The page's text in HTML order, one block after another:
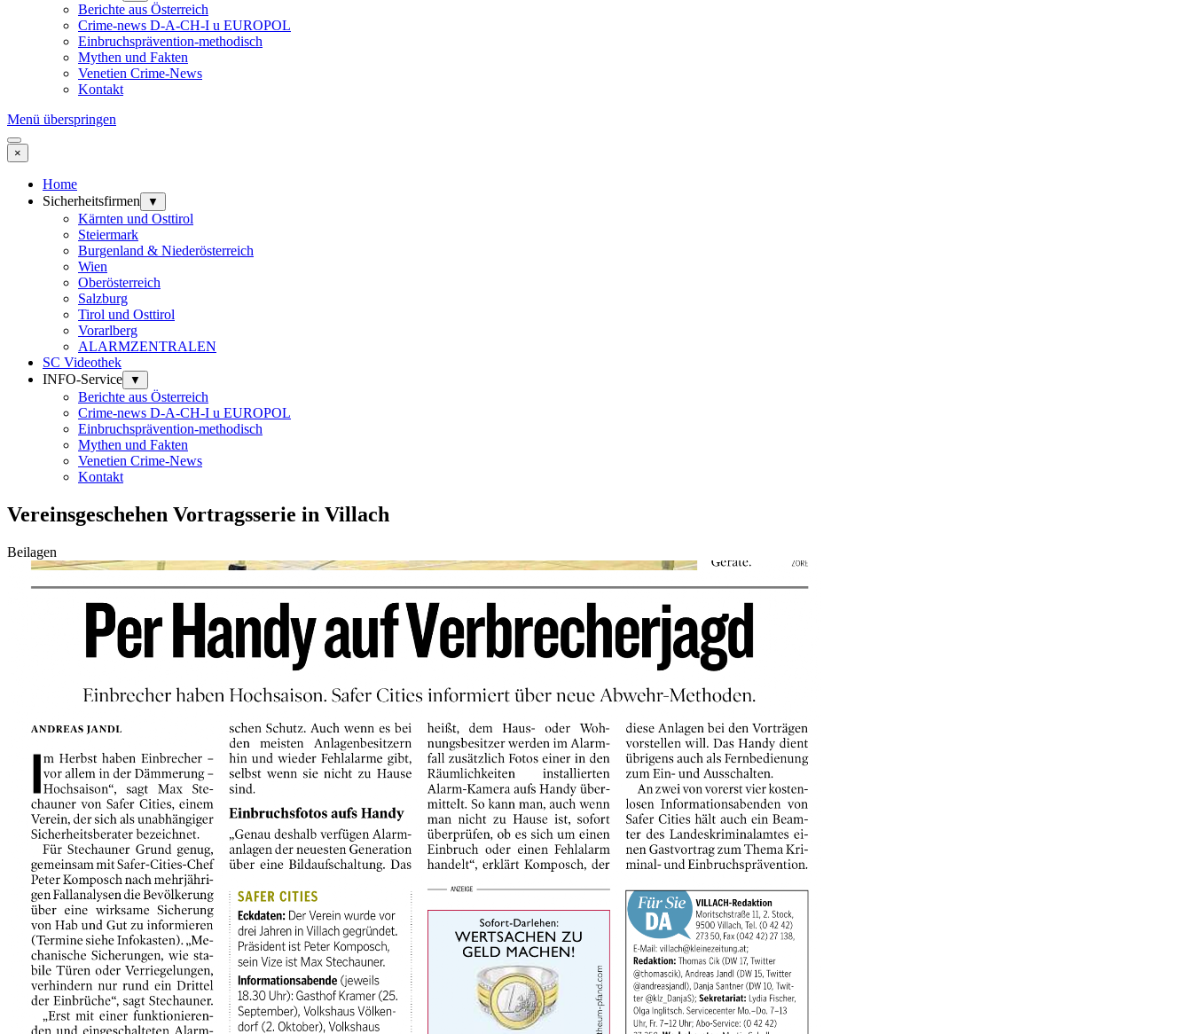
Berichte aus Österreich
Crime-news D-A-CH-I u EUROPOL
Einbruchsprävention-methodisch
Mythen und Fakten
Venetien Crime-News
Kontakt
Menü überspringen
×
Home
Sicherheitsfirmen
▼
Kärnten und Osttirol
Steiermark
Burgenland & Niederösterreich
Wien
Oberösterreich
Salzburg
Tirol und Osttirol
Vorarlberg
ALARMZENTRALEN
SC Videothek
INFO-Service
▼
Berichte aus Österreich
Crime-news D-A-CH-I u EUROPOL
Einbruchsprävention-methodisch
Mythen und Fakten
Venetien Crime-News
Kontakt
Vereinsgeschehen Vortragsserie in Villach
Beilagen